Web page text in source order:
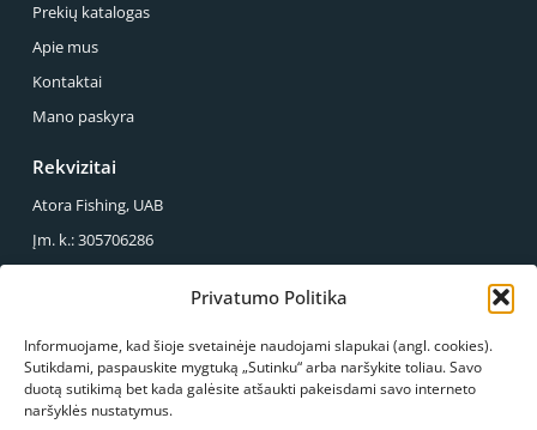
Privatumo Politika
Informuojame, kad šioje svetainėje naudojami slapukai (angl. cookies).
Sutikdami, paspauskite mygtuką „Sutinku“ arba naršykite toliau. Savo
duotą sutikimą bet kada galėsite atšaukti pakeisdami savo interneto
naršyklės nustatymus.
Prekių katalogas
Apie mus
Kontaktai
Mano paskyra
Rekvizitai
Atora Fishing, UAB
Įm. k.: 305706286
Reg. Adresas.: Sirupio g. 49-43, Panevėžys
Mus galite rasti
S.Kerbedžio g. 23, Panevėžys